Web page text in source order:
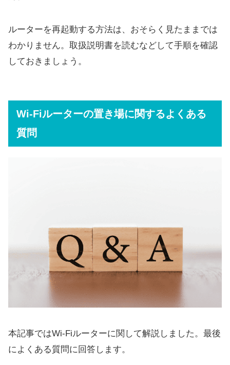
ルーターを再起動する方法は、おそらく見たままでは
わかりません。取扱説明書を読むなどして手順を確認
しておきましょう。
Wi-Fiルーターの置き場に関するよくある
質問
本記事ではWi-Fiルーターに関して解説しました。最後
によくある質問に回答します。